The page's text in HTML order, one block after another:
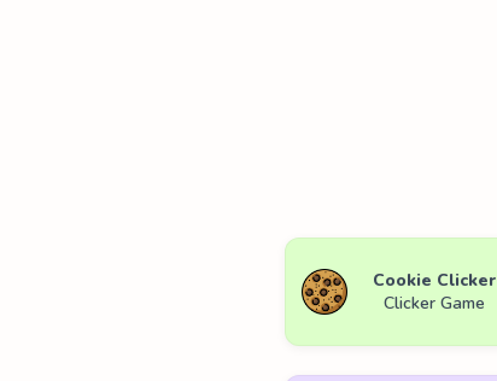
Cookie Clicker
Clicker Game